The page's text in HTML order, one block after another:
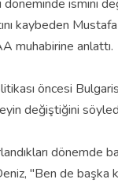
ismini
kaybeden
muhabirine anlattı.
öncesi
değiştiğini
dönemde
Deniz, "Ben de